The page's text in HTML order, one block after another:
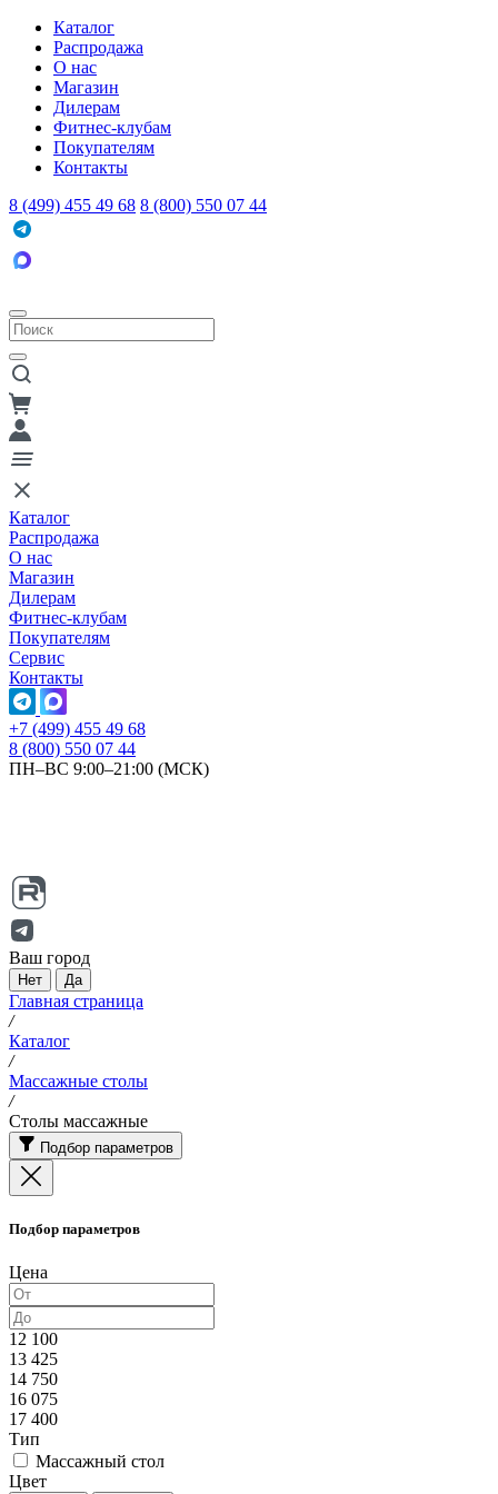
Каталог
Распродажа
О нас
Магазин
Дилерам
Фитнес-клубам
Покупателям
Контакты
8 (499) 455 49 68 8 (800) 550 07 44
Каталог
Распродажа
О нас
Магазин
Дилерам
Фитнес-клубам
Покупателям
Сервис
Контакты
+7 (499) 455 49 68
8 (800) 550 07 44
ПН–ВС 9:00–21:00 (МСК)
Ваш город
Нет Да
Главная страница
/
Каталог
/
Массажные столы
/
Столы массажные
Подбор параметров
Подбор параметров
Цена
12 100
13 425
14 750
16 075
17 400
Тип
Массажный стол
Цвет